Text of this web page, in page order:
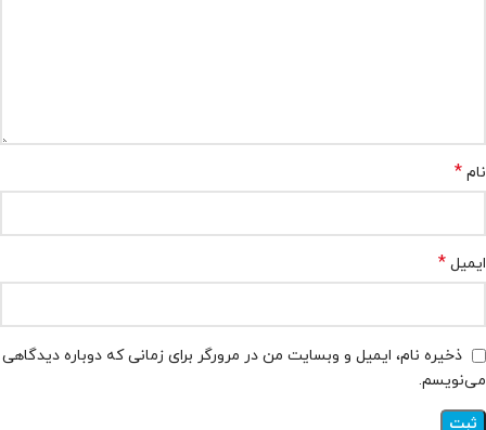
نام *
ایمیل *
ذخیره نام، ایمیل و وبسایت من در مرورگر برای زمانی که دوباره دیدگاهی
می‌نویسم.